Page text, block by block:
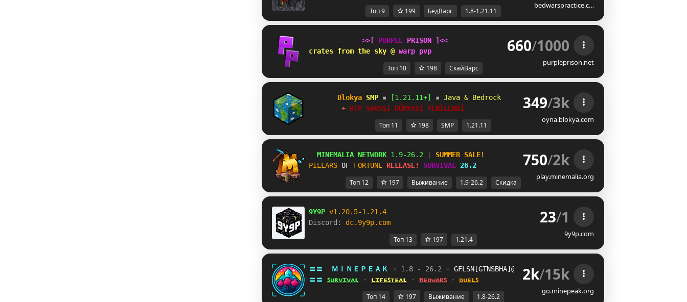
bedwarspractice.c…
Топ 9 199 БедВарс 1.8-1.21.11
>> [ PURPLE PRISON ] <<
crates from the sky @ warp pvp 660/1000
purpleprison.net
Топ 10 198 СкайВарс
Blokya SMP ▪ [1.21.11+] ▪ Java & Bedrock
+ RTP SAVAŞI DÜNYASI YENİL ENDİ 349/3k
oyna.blokya.com
Топ 11 198 SMP 1.21.11
MINEMALIA NETWORK 1.9-26.2
SUMMER SALE!
PILLARS OF FORTUNE RELEASE! SURVIVAL 26.2 750/2k
play.minemalia.org
Топ 12 197 Выживание 1.9-26.2 Скидка
9Y9P v1.20.5-1.21.4
Discord: dc.9y9p.com 23/1
9y9p.com
Топ 13 197 1.21.4
〓〓 ＭＩＮＥＰＥＡＫ ¤ 1.8 - 26.2 ¤ JN_GBSM\CYLE]LGDDLUTTJ]TO
〓〓 ꜱᴜʀᴠɪᴠᴀʟ ⋆ ʟɪғᴇꜱᴛᴇᴀʟ ⋆ ʙᴇᴅᴡᴀʀꜱ ⋆ ᴅᴜᴇʟꜱ 2k/15k
go.minepeak.org
Топ 14 197 Выживание 1.8-26.2